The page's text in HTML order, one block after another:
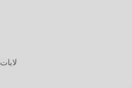
لابات